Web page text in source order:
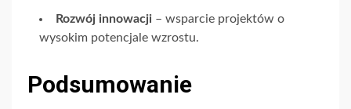
Rozwój innowacji – wsparcie projektów o
wysokim potencjale wzrostu.
Podsumowanie